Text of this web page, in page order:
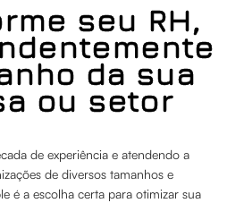
seu RH,
da sua
ou setor
de experiência e atendendo a
de diversos tamanhos e
é a escolha certa para otimizar sua